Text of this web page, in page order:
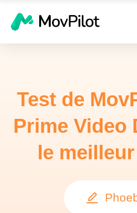
Test de
Prime Video
le